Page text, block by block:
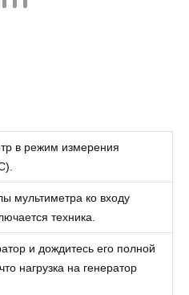
в режим измерения
мультиметра ко входу
техника.
и дождитесь его полной
нагрузка на генератор